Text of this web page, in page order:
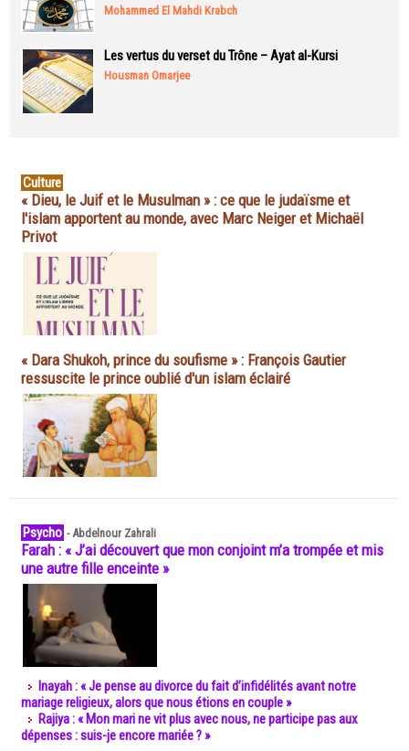
Mohammed El Mahdi Krabch
Les vertus du verset du Trône – Ayat al-Kursi
Housman Omarjee
Culture
« Dieu, le Juif et le Musulman » : ce que le judaïsme et
l'islam apportent au monde, avec Marc Neiger et Michaël
Privot
« Dara Shukoh, prince du soufisme » : François Gautier
ressuscite le prince oublié d'un islam éclairé
Psycho -Abdelnour Zahrali
Farah : « J’ai découvert que mon conjoint m’a trompée et mis
une autre fille enceinte »
Inayah : « Je pense au divorce du fait d’infidélités avant notre
mariage religieux, alors que nous étions en couple »
Rajiya : « Mon mari ne vit plus avec nous, ne participe pas aux
dépenses : suis-je encore mariée ? »